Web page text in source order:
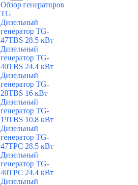
Обзор генераторов
TG
Дизельный
генератор TG-
47TBS 28.5 кВт
Дизельный
генератор TG-
40TBS 24.4 кВт
Дизельный
генератор TG-
28TBS 16 кВт
Дизельный
генератор TG-
19TBS 10.8 кВт
Дизельный
генератор TG-
47TPC 28.5 кВт
Дизельный
генератор TG-
40TPC 24.4 кВт
Дизельный